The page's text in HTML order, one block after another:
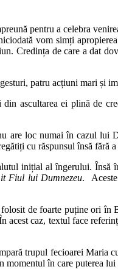
pentru a celebra
vom simți
Credința de care a dat
patru acțiuni mari și
ascultarea ei plină de
loc numai în cazul lui
cu răspunsul însă fără
inițial al îngerului. Însă
Fiul lui Dumnezeu.
de foarte puține ori în
caz, textul face
trupul fecioarei Maria
în care puterea